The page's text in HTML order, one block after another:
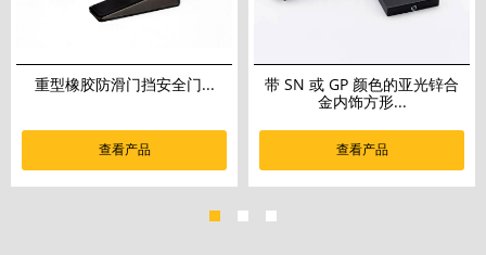
重型橡胶防滑门挡安全门...
查看产品
带 SN 或 GP 颜色的亚光锌合
金内饰方形...
查看产品